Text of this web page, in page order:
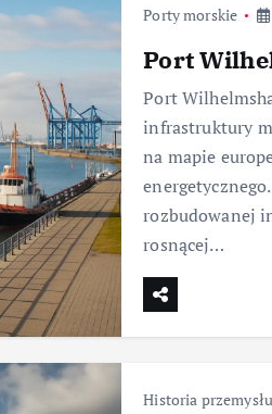
Porty morskie
Port
Port
infrastruktury
na mapie
rozbudowanej
rosnącej…
Historia przemysłu